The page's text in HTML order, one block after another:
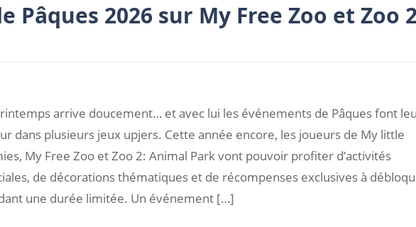
Pâques 2026 sur My Free Zoo et Zoo
arrive doucement… et avec lui les événements de Pâques font
dans plusieurs jeux upjers. Cette année encore, les joueurs de My little
My Free Zoo et Zoo 2: Animal Park vont pouvoir profiter d’activités
de décorations thématiques et de récompenses exclusives à
une durée limitée. Un événement […]